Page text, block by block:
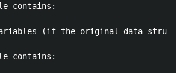
contains:
(if the original data structure
contains: